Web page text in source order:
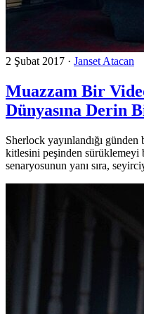
2 Şubat 2017 · Janset Atacan
Muazzam Bir
Dünyasına Derin
Sherlock yayınlandığı
kitlesini peşinden sürüklemeyi
senaryosunun yanı sıra,